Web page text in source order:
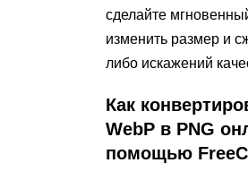
сделайте
изменить размер и
либо искажений
Как
WebP в PNG
помощью